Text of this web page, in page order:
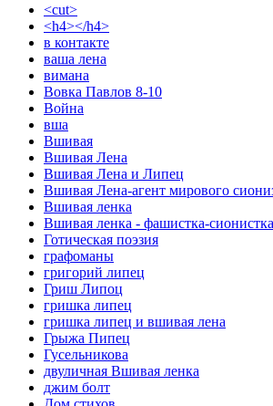
<cut>
<h4></h4>
в контакте
ваша лена
вимана
Вовка Павлов 8-10
Война
вша
Вшивая
Вшивая Лена
Вшивая Лена и Липец
Вшивая Лена-агент мирового
Вшивая ленка
Вшивая ленка - фашистка-сионистка
Готическая поэзия
графоманы
григорий липец
Гриш Липоц
гришка липец
гришка липец и вшивая лена
Грыжа Пипец
Гусельникова
двуличная Вшивая ленка
джим болт